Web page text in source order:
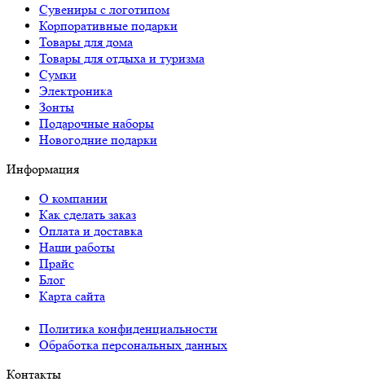
Сувениры с логотипом
Корпоративные подарки
Товары для дома
Товары для отдыха и туризма
Сумки
Электроника
Зонты
Подарочные наборы
Новогодние подарки
Информация
О компании
Как сделать заказ
Оплата и доставка
Наши работы
Прайс
Блог
Карта сайта
Политика конфиденциальности
Обработка персональных данных
Контакты